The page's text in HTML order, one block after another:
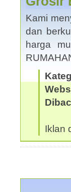
Kami
dan
harga
Iklan